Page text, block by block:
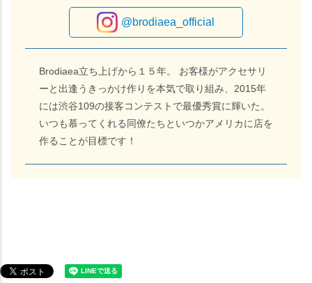
@brodiaea_official
Brodiaea立ち上げから１５年。 お客様がアクセサリ
ーと出逢うきっかけ作りを本気で取り組み、2015年
には渋谷109の接客コンテストで最優秀賞に輝いた。
いつも慕ってくれる同僚たちといつかアメリカに店を
作ることが目標です！